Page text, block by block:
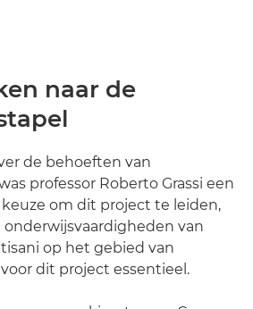
naar de
de behoeften van
professor Roberto Grassi een
om dit project te leiden,
van
op het gebied van
dit project essentieel.